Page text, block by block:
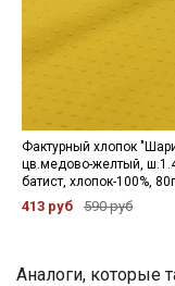
Фактурный хлопок
цв.медово-желтый,
батист, хлопок-100%,
413 руб 590 руб
Аналоги, которые
Секретная
Мы
Электронная